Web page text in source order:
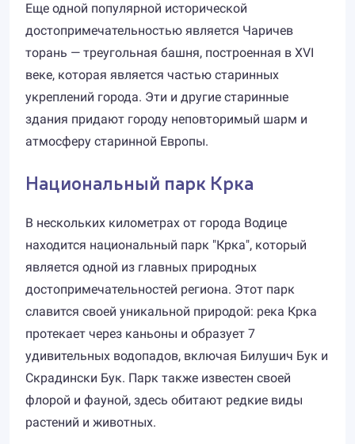
Еще одной популярной исторической
достопримечательностью является Чаричев
торань — треугольная башня, построенная в XVI
веке, которая является частью старинных
укреплений города. Эти и другие старинные
здания придают городу неповторимый шарм и
атмосферу старинной Европы.
Национальный парк Крка
В нескольких километрах от города Водице
находится национальный парк "Крка", который
является одной из главных природных
достопримечательностей региона. Этот парк
славится своей уникальной природой: река Крка
протекает через каньоны и образует 7
удивительных водопадов, включая Билушич Бук и
Скрадински Бук. Парк также известен своей
флорой и фауной, здесь обитают редкие виды
растений и животных.